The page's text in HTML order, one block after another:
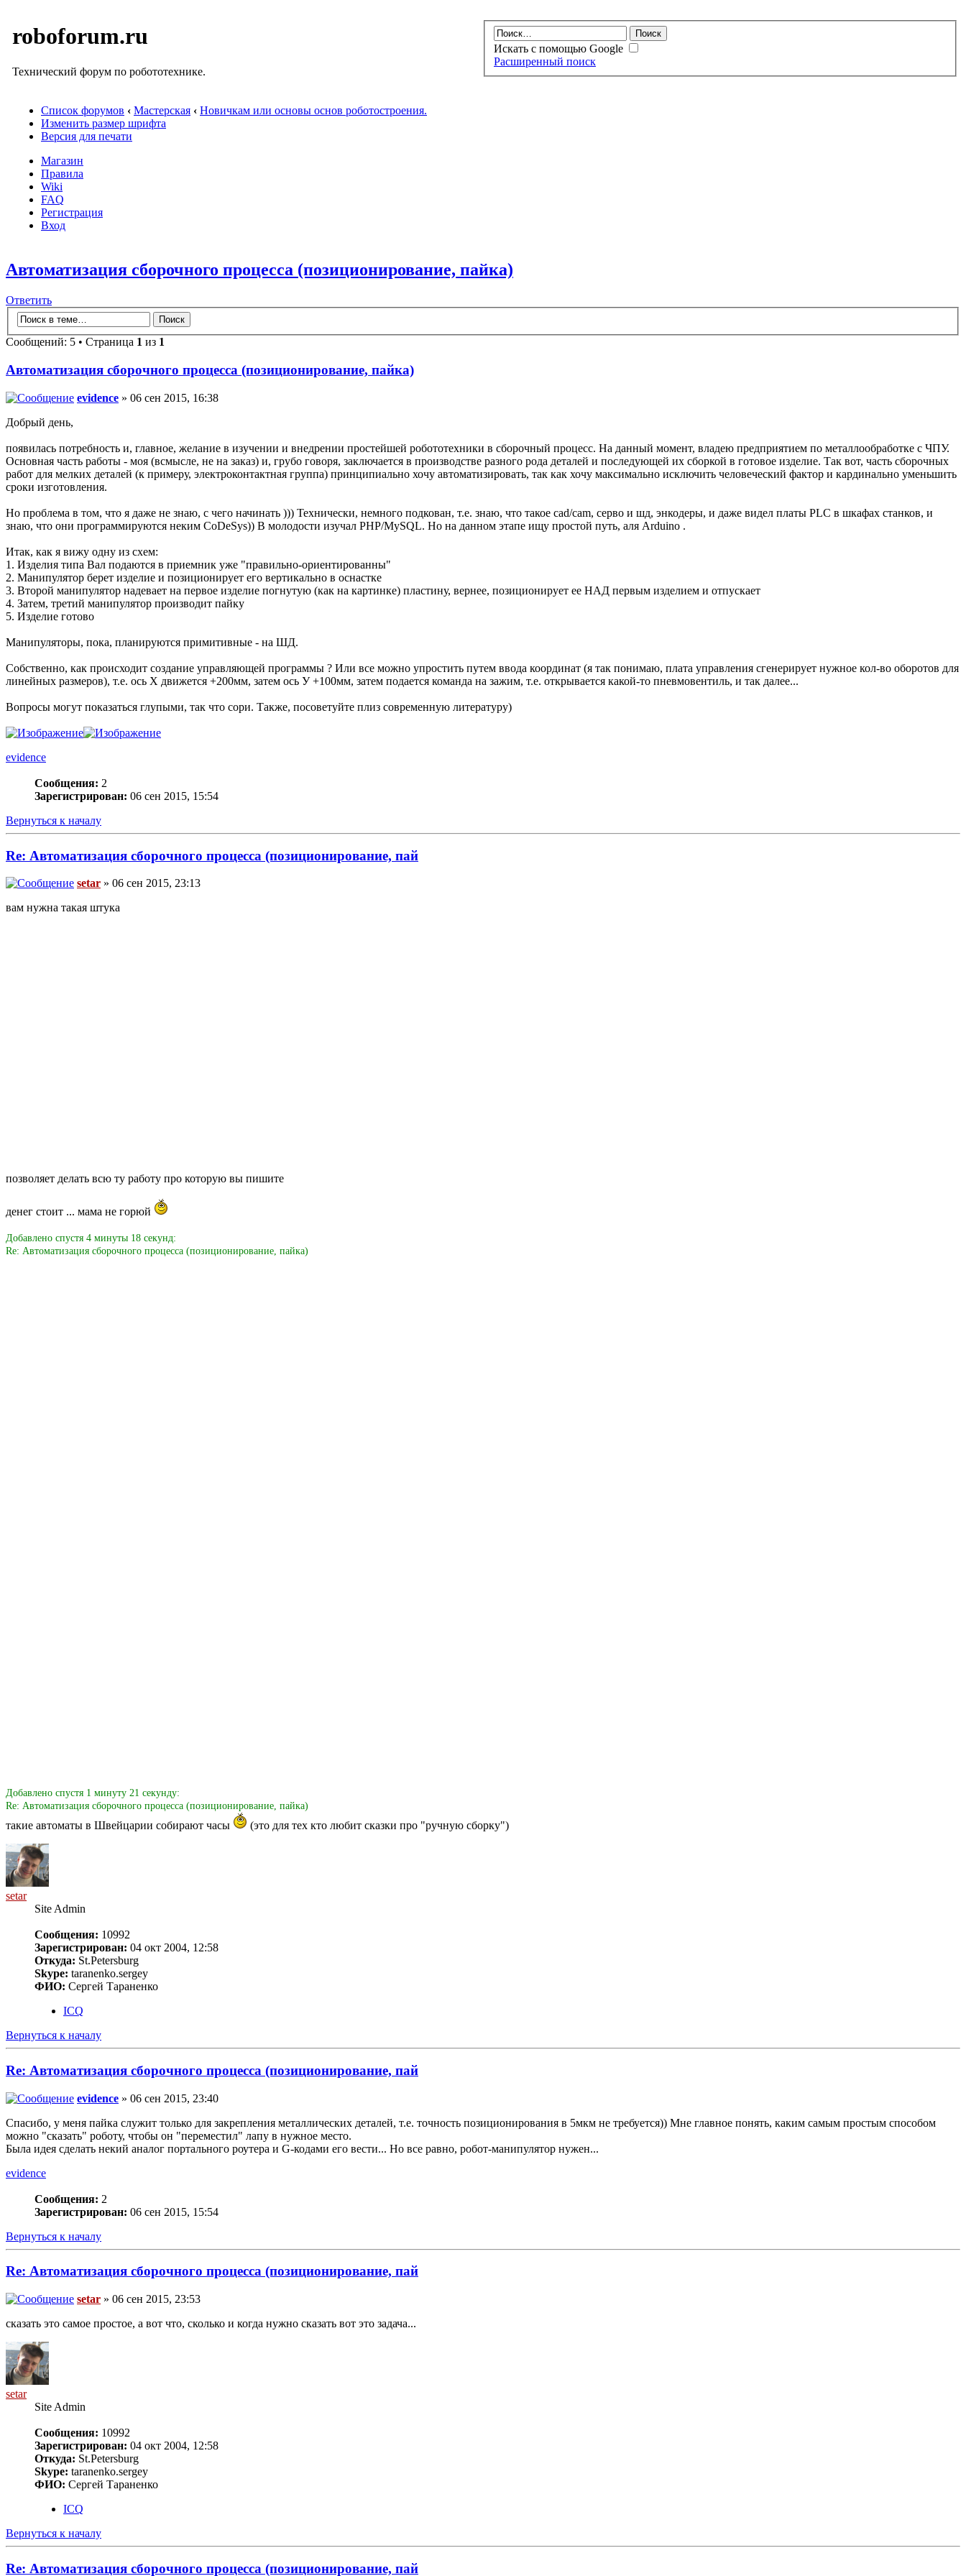
roboforum.ru
Технический форум по робототехнике.
Искать с помощью Google
Расширенный поиск
Список форумов ‹ Мастерская ‹ Новичкам или основы основ роботостроения.
Изменить размер шрифта
Версия для печати
Магазин
Правила
Wiki
FAQ
Регистрация
Вход
Автоматизация сборочного процесса (позиционирование, пайка)
Ответить
Сообщений: 5 • Страница 1 из 1
Автоматизация сборочного процесса (позиционирование, пайка)
evidence » 06 сен 2015, 16:38
Добрый день,
появилась потребность и, главное, желание в изучении и внедрении простейшей робототехники в сборочный процесс. На данный момент, владею предприятием по металлообработке с ЧПУ.
Основная часть работы - моя (всмысле, не на заказ) и, грубо говоря, заключается в производстве разного рода деталей и последующей их сборкой в готовое изделие. Так вот, часть сборочных
работ для мелких деталей (к примеру, электроконтактная группа) принципиально хочу автоматизировать, так как хочу максимально исключить человеческий фактор и кардинально уменьшить
сроки изготовления.
Но проблема в том, что я даже не знаю, с чего начинать ))) Технически, немного подкован, т.е. знаю, что такое cad/cam, серво и шд, энкодеры, и даже видел платы PLC в шкафах станков, и
знаю, что они программируются неким CoDeSys)) В молодости изучал PHP/MySQL. Но на данном этапе ищу простой путь, аля Arduino .
Итак, как я вижу одну из схем:
1. Изделия типа Вал подаются в приемник уже "правильно-ориентированны"
2. Манипулятор берет изделие и позиционирует его вертикально в оснастке
3. Второй манипулятор надевает на первое изделие погнутую (как на картинке) пластину, вернее, позиционирует ее НАД первым изделием и отпускает
4. Затем, третий манипулятор производит пайку
5. Изделие готово
Манипуляторы, пока, планируются примитивные - на ШД.
Собственно, как происходит создание управляющей программы ? Или все можно упростить путем ввода координат (я так понимаю, плата управления сгенерирует нужное кол-во оборотов для
линейных размеров), т.е. ось Х движется +200мм, затем ось У +100мм, затем подается команда на зажим, т.е. открывается какой-то пневмовентиль, и так далее...
Вопросы могут показаться глупыми, так что сори. Также, посоветуйте плиз современную литературу)
evidence
Сообщения: 2
Зарегистрирован: 06 сен 2015, 15:54
Вернуться к началу
Re: Автоматизация сборочного процесса (позиционирование, пай
setar » 06 сен 2015, 23:13
вам нужна такая штука
позволяет делать всю ту работу про которую вы пишите
денег стоит ... мама не горюй
Добавлено спустя 4 минуты 18 секунд:
Re: Автоматизация сборочного процесса (позиционирование, пайка)
Добавлено спустя 1 минуту 21 секунду:
Re: Автоматизация сборочного процесса (позиционирование, пайка)
такие автоматы в Швейцарии собирают часы (это для тех кто любит сказки про "ручную сборку")
setar
Site Admin
Сообщения: 10992
Зарегистрирован: 04 окт 2004, 12:58
Откуда: St.Petersburg
Skype: taranenko.sergey
ФИО: Сергей Тараненко
ICQ
Вернуться к началу
Re: Автоматизация сборочного процесса (позиционирование, пай
evidence » 06 сен 2015, 23:40
Спасибо, у меня пайка служит только для закрепления металлических деталей, т.е. точность позиционирования в 5мкм не требуется)) Мне главное понять, каким самым простым способом
можно "сказать" роботу, чтобы он "переместил" лапу в нужное место.
Была идея сделать некий аналог портального роутера и G-кодами его вести... Но все равно, робот-манипулятор нужен...
evidence
Сообщения: 2
Зарегистрирован: 06 сен 2015, 15:54
Вернуться к началу
Re: Автоматизация сборочного процесса (позиционирование, пай
setar » 06 сен 2015, 23:53
сказать это самое простое, а вот что, сколько и когда нужно сказать вот это задача...
setar
Site Admin
Сообщения: 10992
Зарегистрирован: 04 окт 2004, 12:58
Откуда: St.Petersburg
Skype: taranenko.sergey
ФИО: Сергей Тараненко
ICQ
Вернуться к началу
Re: Автоматизация сборочного процесса (позиционирование, пай